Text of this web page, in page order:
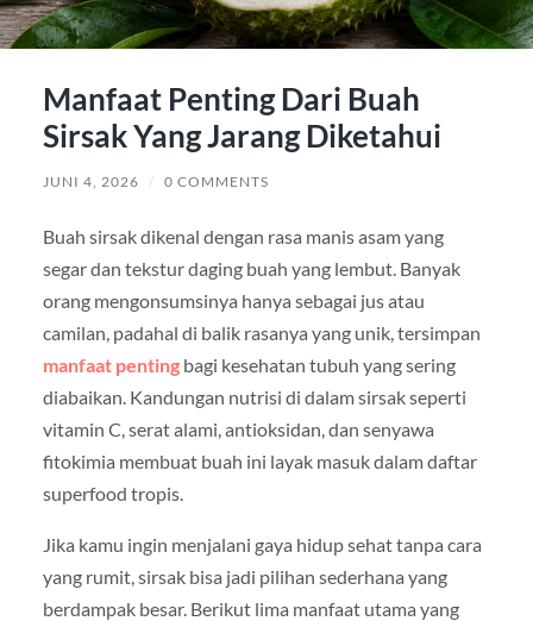
Manfaat Penting Dari Buah
Sirsak Yang Jarang Diketahui
JUNI 4, 2026 / 0 COMMENTS
Buah sirsak dikenal dengan rasa manis asam yang
segar dan tekstur daging buah yang lembut. Banyak
orang mengonsumsinya hanya sebagai jus atau
camilan, padahal di balik rasanya yang unik, tersimpan
manfaat pentingbagi kesehatan tubuh yang sering
diabaikan. Kandungan nutrisi di dalam sirsak seperti
vitamin C, serat alami, antioksidan, dan senyawa
fitokimia membuat buah ini layak masuk dalam daftar
superfood tropis.
Jika kamu ingin menjalani gaya hidup sehat tanpa cara
yang rumit, sirsak bisa jadi pilihan sederhana yang
berdampak besar. Berikut lima manfaat utama yang